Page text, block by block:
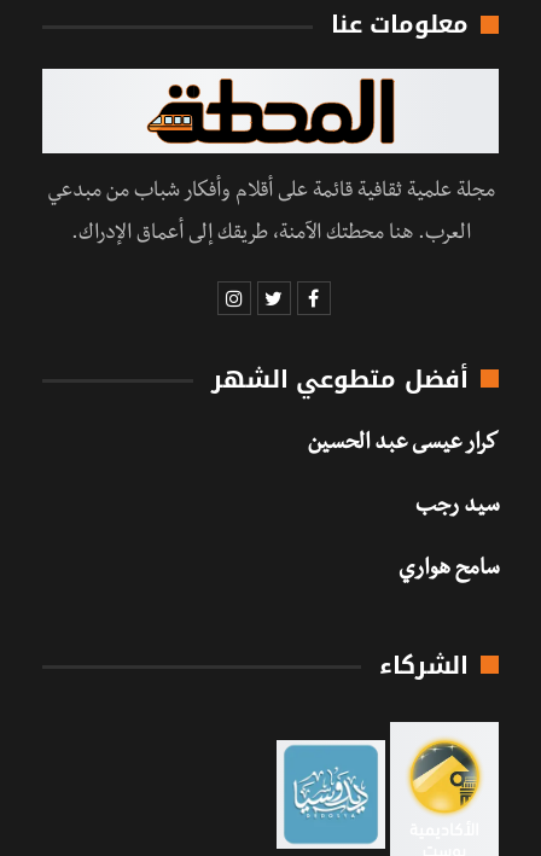
معلومات عنا
مجلة علمية ثقافية قائمة على أقلام وأفكار شباب من مبدعي
العرب. هنا محطتك الآمنة، طريقك إلى أعماق الإدراك.
أفضل متطوعي الشهر
كرار عيسى عبد الحسين
سيد رجب
سامح هواري
الشركاء